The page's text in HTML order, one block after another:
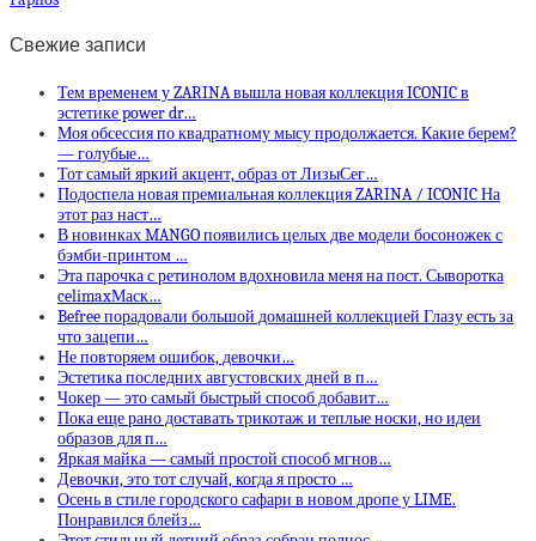
Свежие записи
Тем временем у ZARINA вышла новая коллекция ICONIC в
эстетике power dr…
Моя обсессия по квадратному мысу продолжается. Какие берем?
— голубые…
Тот самый яркий акцент, образ от ЛизыСег…
Подоспела новая премиальная коллекция ZARINA / ICONIC На
этот раз наст…
В новинках MANGO появились целых две модели босоножек с
бэмби-принтом …
Эта парочка с ретинолом вдохновила меня на пост. Сыворотка
celimaxМаск…
Befree порадовали большой домашней коллекцией Глазу есть за
что зацепи…
Не повторяем ошибок, девочки…
Эстетика последних августовских дней в п…
Чокер — это самый быстрый способ добавит…
Пока еще рано доставать трикотаж и теплые носки, но идеи
образов для п…
Яркая майка — самый простой способ мгнов…
Девочки, это тот случай, когда я просто …
Осень в стиле городского сафари в новом дропе у LIME.
Понравился блейз…